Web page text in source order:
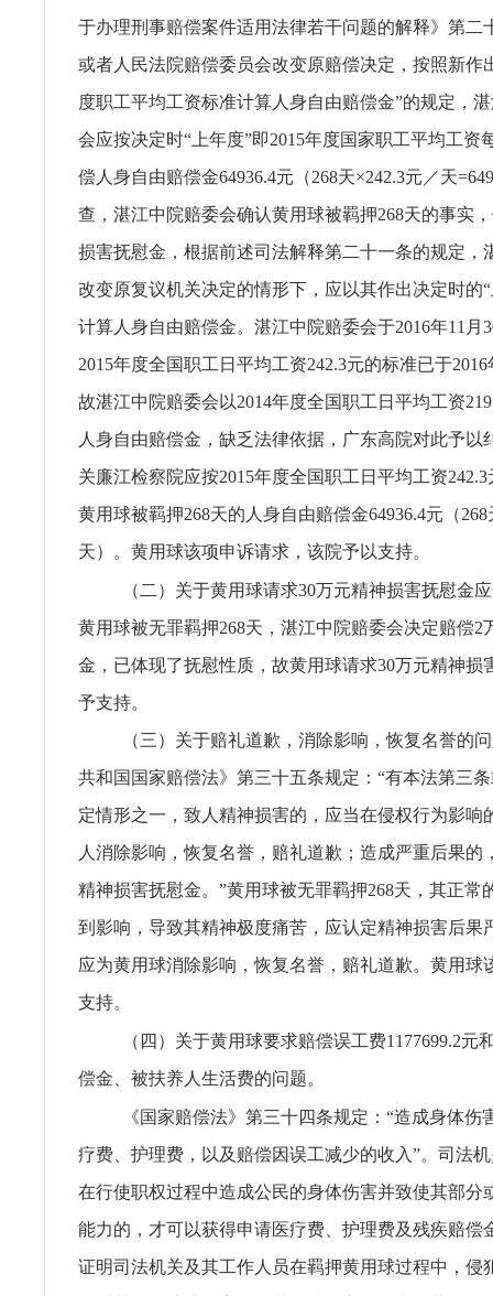
于办理刑事赔偿案件适用法律若干问题的解释》第二
或者人民法院赔偿委员会改变原赔偿决定，按照新作
度职工平均工资标准计算人身自由赔偿金”的规定，
会应按决定时“上年度”即2015年度国家职工平均工资
偿人身自由赔偿金64936.4元（268天×242.3元／天
查，湛江中院赔委会确认黄用球被羁押268天的事实
损害抚慰金，根据前述司法解释第二十一条的规定，
改变原复议机关决定的情形下，应以其作出决定时的
计算人身自由赔偿金。湛江中院赔委会于2016年11月
2015年度全国职工日平均工资242.3元的标准已于
故湛江中院赔委会以2014年度全国职工日平均工资
人身自由赔偿金，缺乏法律依据，广东高院对此予以
关廉江检察院应按2015年度全国职工日平均工资
黄用球被羁押268天的人身自由赔偿金64936.4元（268
天）。黄用球该项申诉请求，该院予以支持。
（二）关于黄用球请求30万元精神损害抚慰金
黄用球被无罪羁押268天，湛江中院赔委会决定赔偿2
金，已体现了抚慰性质，故黄用球请求30万元精神损
予支持。
（三）关于赔礼道歉，消除影响，恢复名誉的
共和国国家赔偿法》第三十五条规定：“有本法第三
定情形之一，致人精神损害的，应当在侵权行为影响
人消除影响，恢复名誉，赔礼道歉；造成严重后果的
精神损害抚慰金。”黄用球被无罪羁押268天，其正常
到影响，导致其精神极度痛苦，应认定精神损害后果
应为黄用球消除影响，恢复名誉，赔礼道歉。黄用球
支持。
（四）关于黄用球要求赔偿误工费1177699.2元
偿金、被扶养人生活费的问题。
《国家赔偿法》第三十四条规定：“造成身体伤
疗费、护理费，以及赔偿因误工减少的收入”。司法
在行使职权过程中造成公民的身体伤害并致使其部分
能力的，才可以获得申请医疗费、护理费及残疾赔偿
证明司法机关及其工作人员在羁押黄用球过程中，侵